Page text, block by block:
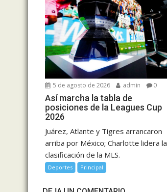
5 de agosto de 2026 admin 0
Así marcha la tabla de
posiciones de la Leagues Cup
2026
Juárez, Atlante y Tigres arrancaron
arriba por México; Charlotte lidera la
clasificación de la MLS.
Deportes Principal